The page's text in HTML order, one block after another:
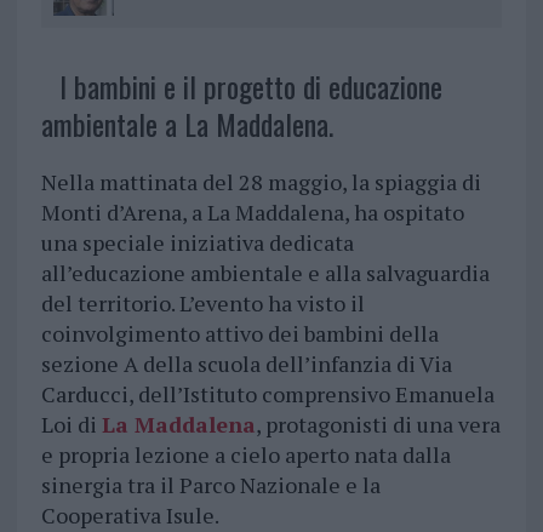
I bambini e il progetto di educazione
ambientale a La Maddalena.
Nella mattinata del 28 maggio, la spiaggia di
Monti d’Arena, a La Maddalena, ha ospitato
una speciale iniziativa dedicata
all’educazione ambientale e alla salvaguardia
del territorio. L’evento ha visto il
coinvolgimento attivo dei bambini della
sezione A della scuola dell’infanzia di Via
Carducci, dell’Istituto comprensivo Emanuela
Loi di La Maddalena, protagonisti di una vera
e propria lezione a cielo aperto nata dalla
sinergia tra il Parco Nazionale e la
Cooperativa Isule.